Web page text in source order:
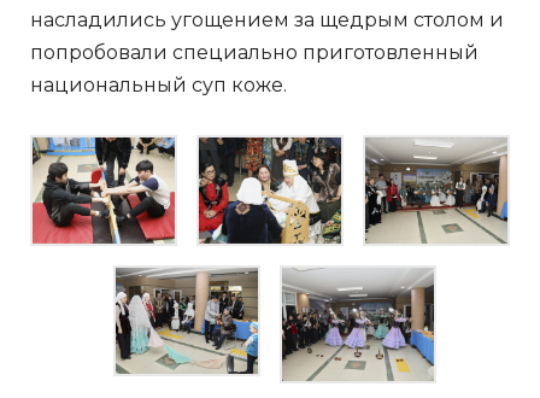
насладились угощением за щедрым столом и
попробовали специально приготовленный
национальный суп коже.